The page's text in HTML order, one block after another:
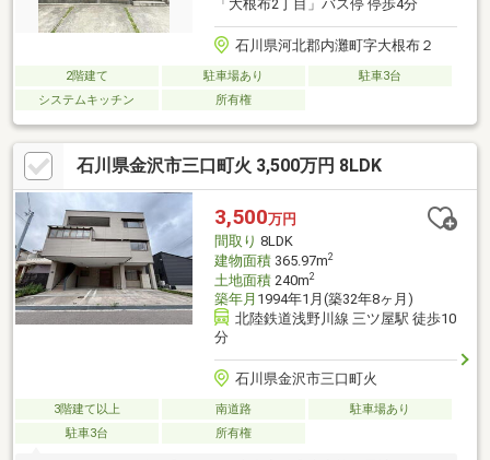
「大根布2丁目」バス停 停歩4分
石川県河北郡内灘町字大根布２
2階建て 駐車場あり
駐車3台
システムキッチン
所有権
石川県金沢市三口町火 3,500万円 8LDK
3,500万円
間取り 8LDK
建物面積365.97m2
土地面積240m2
築年月 1994年1月(築32年8ヶ月)
北陸鉄道浅野川線 三ツ屋駅 徒歩10
分
石川県金沢市三口町火
3階建て以上 南道路
駐車場あり
駐車3台
所有権